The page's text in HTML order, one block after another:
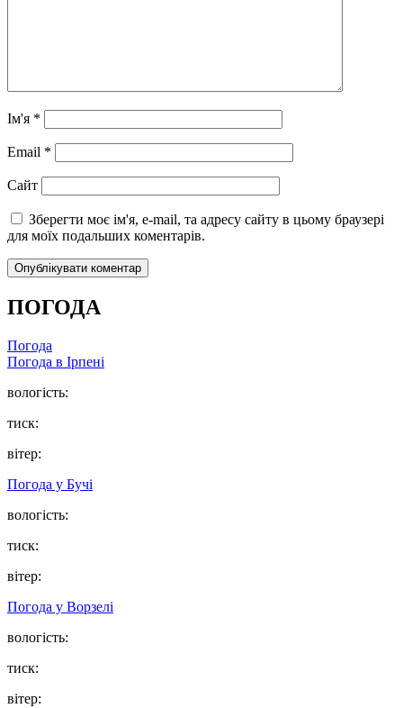
Ім'я *
Email *
Сайт
Зберегти моє ім'я, e-mail, та адресу сайту в цьому браузері
для моїх подальших коментарів.
ПОГОДА
Погода
Погода в Ірпені
вологість:
тиск:
вітер:
Погода у Бучі
вологість:
тиск:
вітер:
Погода у Ворзелі
вологість:
тиск:
вітер: